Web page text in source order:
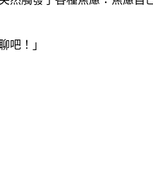
吧！」